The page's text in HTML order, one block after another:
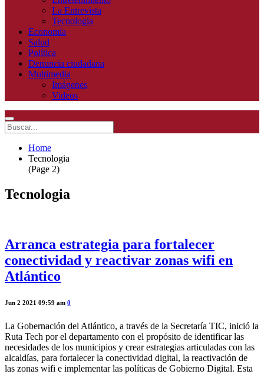
La Entrevista
Tecnologia
Economía
Salud
Política
Denuncia ciudadana
Multimedia
Imágenes
Videos
Home
Tecnologia
(Page 2)
Tecnologia
Arranca estrategia para fortalecer
conectividad y reactivar zonas wifi en
Atlántico
Jun 2 2021 09:59 am 0
La Gobernación del Atlántico, a través de la Secretaría TIC, inició la
Ruta Tech por el departamento con el propósito de identificar las
necesidades de los municipios y crear estrategias articuladas con las
alcaldías, para fortalecer la conectividad digital, la reactivación de
las zonas wifi e implementar las políticas de Gobierno Digital. Esta